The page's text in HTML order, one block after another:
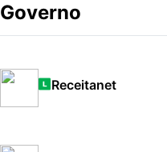
Governo
Receitanet